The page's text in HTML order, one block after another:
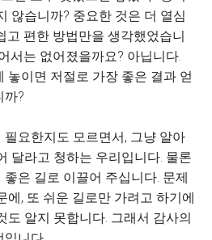
않습니까? 중요한 것은 더 열심
고 편한 방법만을 생각했었습니
서는 없어졌을까요? 아닙니다.
놓이면 저절로 가장 좋은 결과 얻
까?
요한지도 모르면서, 그냥 알아
달라고 청하는 우리입니다. 물론
은 길로 이끌어 주십니다. 문제
에, 또 쉬운 길로만 가려고 하기에
도 알지 못합니다. 그래서 감사의